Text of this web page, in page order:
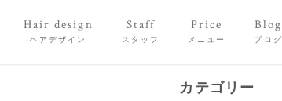
Hair design
ヘアデザイン
Staff
スタッフ
Price
メニュー
Blog
ブログ
カテゴリー